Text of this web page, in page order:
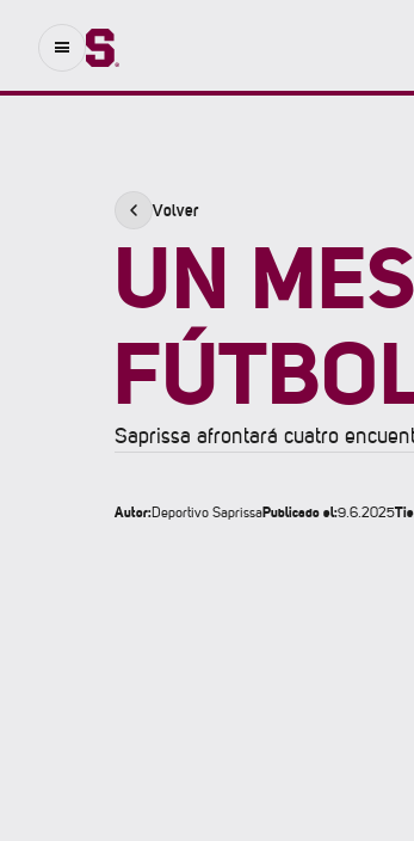
Volver
UN
Saprissa afrontará cuatro
Autor:Deportivo SaprissaPublicado el:9.6.2025